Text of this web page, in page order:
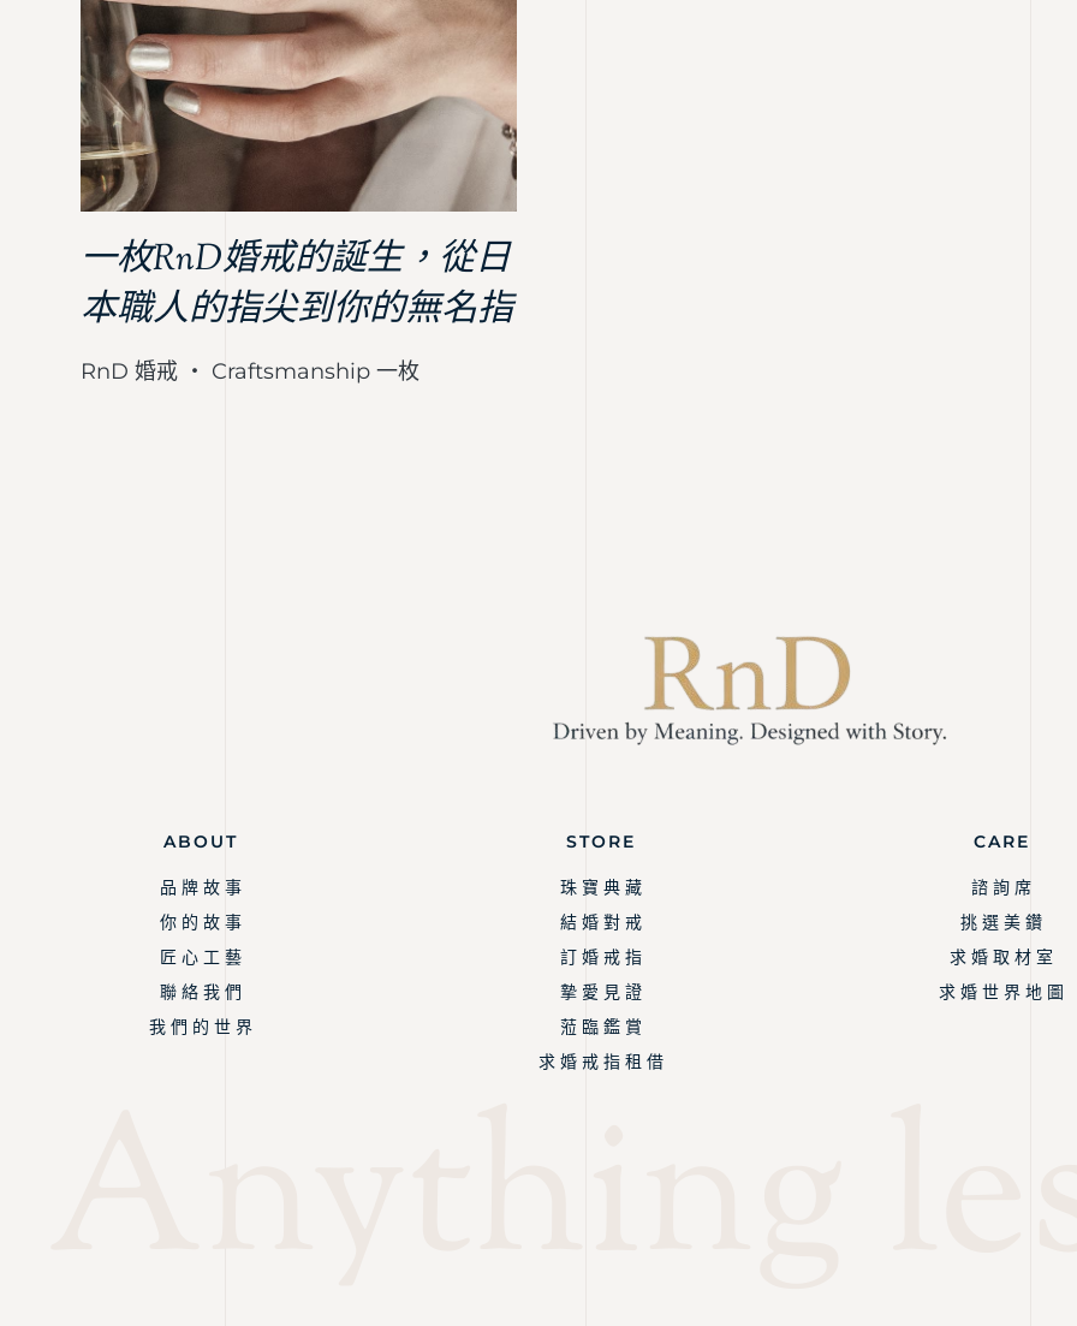
一枚RnD婚戒的誕生，從日
本職人的指尖到你的無名指
RnD 婚戒 ・ Craftsmanship 一枚
ABOUT
品 牌 故 事
你 的 故 事
匠 心 工 藝
聯 絡 我 們
我 們 的 世 界
STORE
珠 寶 典 藏
結 婚 對 戒
訂 婚 戒 指
摯 愛 見 證
蒞 臨 鑑 賞
求 婚 戒 指 租 借
CARE
諮 詢 席
挑 選 美 鑽
求 婚 取 材 室
求 婚 世 界 地 圖